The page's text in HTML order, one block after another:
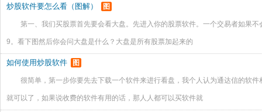
炒股软件要怎么看（图解） 图
第一、我们买股票首先要会看大盘。先进入你的股票软件。一个交易者如果
9。看下图然后你会问大盘是什么？大盘是所有股票加起来的
如何使用炒股软件 图
很简单，第一步你要先去下载一个软件来进行看盘，我个人认为通达信的软
就可以了，如果说收费的软件有用的话，那人人都可以买软件就